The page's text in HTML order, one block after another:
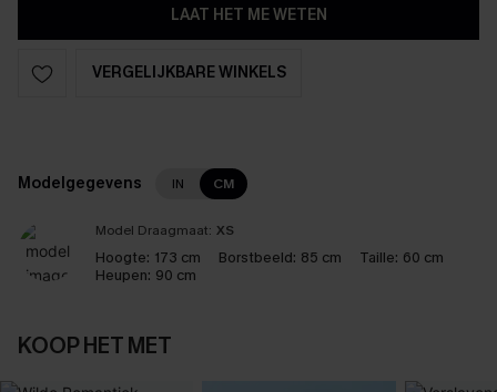
LAAT HET ME WETEN
VERGELIJKBARE WINKELS
Modelgegevens IN CM
Model Draagmaat: XS
Hoogte: 173 cm Borstbeeld: 85 cm Taille: 60 cm
Heupen: 90 cm
KOOP HET MET